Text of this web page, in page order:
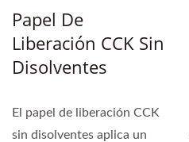
Papel De
Liberación CCK Sin
Disolventes
El papel de liberación CCK
sin disolventes aplica un